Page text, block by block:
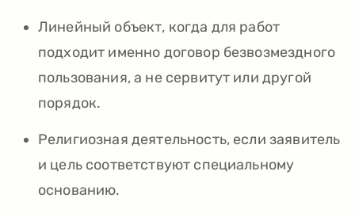
Линейный объект, когда для работ
подходит именно договор безвозмездного
пользования, а не сервитут или другой
порядок.
Религиозная деятельность, если заявитель
и цель соответствуют специальному
основанию.